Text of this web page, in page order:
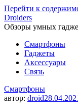
Перейти к
Droiders
Обзоры умных
Смартфоны
Гаджеты
Аксессуары
Связь
Смартфоны
автор: droid